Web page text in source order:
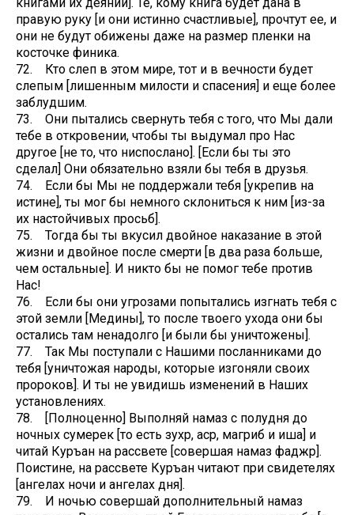
правую руку [и они истинно счастливые], прочтут ее, и
они не будут обижены даже на размер пленки на
косточке финика.
72. Кто слеп в этом мире, тот и в вечности будет
слепым [лишенным милости и спасения] и еще более
заблудшим.
73. Они пытались свернуть тебя с того, что Мы дали
тебе в откровении, чтобы ты выдумал про Нас
другое [не то, что ниспослано]. [Если бы ты это
сделал] Они обязательно взяли бы тебя в друзья.
74. Если бы Мы не поддержали тебя [укрепив на
истине], ты мог бы немного склониться к ним [из-за
их настойчивых просьб].
75. Тогда бы ты вкусил двойное наказание в этой
жизни и двойное после смерти [в два раза больше,
чем остальные]. И никто бы не помог тебе против
Нас!
76. Если бы они угрозами попытались изгнать тебя с
этой земли [Медины], то после твоего ухода они бы
остались там ненадолго [и были бы уничтожены].
77. Так Мы поступали с Нашими посланниками до
тебя [уничтожая народы, которые изгоняли своих
пророков]. И ты не увидишь изменений в Наших
установлениях.
78. [Полноценно] Выполняй намаз с полудня до
ночных сумерек [то есть зухр, аср, магриб и иша] и
читай Куръан на рассвете [совершая намаз фаджр].
Поистине, на рассвете Куръан читают при свидетелях
[ангелах ночи и ангелах дня].
79. И ночью совершай дополнительный намаз